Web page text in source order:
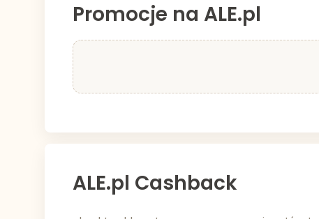
Promocje na ALE.pl
ALE.pl Cashback